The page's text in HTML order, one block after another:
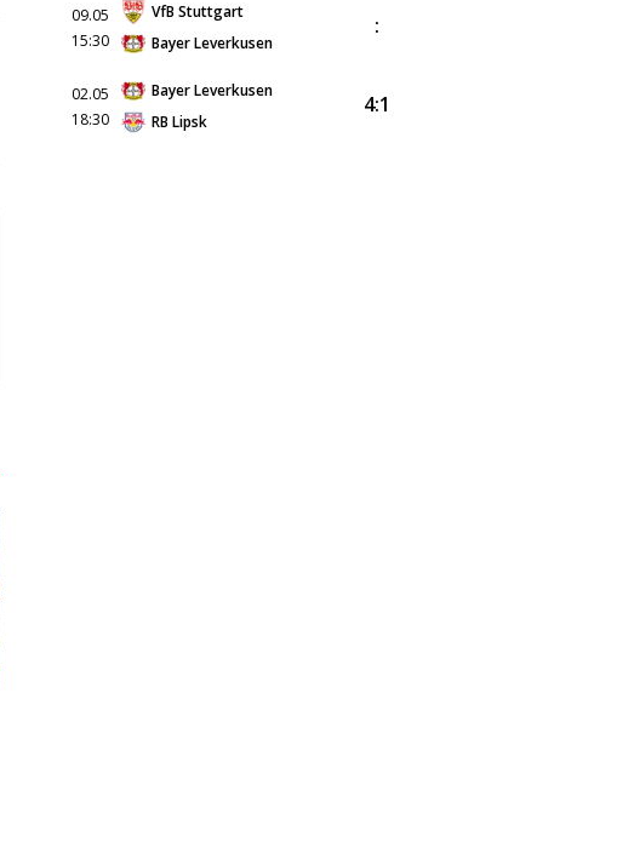
09.05
15:30
VfB Stuttgart
Bayer Leverkusen
:
02.05
18:30
Bayer Leverkusen
RB Lipsk
4:1